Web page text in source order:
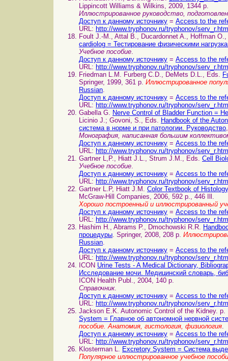
Lippincott Williams & Wilkins, 2009, 1344 p.
Иллюстрированное руководство,
Доступ к данному источнику = Access to the
URL: http://www.tryphonov.ru/tryphonov/
Foult J.-M., Attal B., Ducardonnet A., Hoffman
cardiolog = Тестирование физическими
Учебное пособие.
Доступ к данному источнику = Access to the
URL: http://www.tryphonov.ru/tryphonov/
Friedman L.M. Furberg C.D., DeMets D.L., Eds.
Springer, 1999, 361 p. Иллюстрированное
Russian.
Доступ к данному источнику = Access to the
URL: http://www.tryphonov.ru/tryphonov/
Gabella G. Nerve Control of Bladder Function =
Licinio J.; Govoni, S., Eds. Handbook of the
система в норме и при патологии. Руководство
Монография, написанная большим
Доступ к данному источнику = Access to the
URL: http://www.tryphonov.ru/tryphonov/
Gartner L,P., Hiatt J.L., Strum J.M., Eds. Cell
Учебное пособие.
Доступ к данному источнику = Access to the
URL: http://www.tryphonov.ru/tryphonov/
Gartner L.P, Hiatt J.M. Color Textbook of
McGraw-Hill Companies, 2006, 592 p., 446 Ill.
Хорошо построенный и иллюстрированный
Доступ к данному источнику = Access to the
URL: http://www.tryphonov.ru/tryphonov/
Hashim H., Abrams P., Dmochowski R.R.
процедуры. Springer, 2008, 208 p.
Russian.
Доступ к данному источнику = Access to the
URL: http://www.tryphonov.ru/tryphonov/
ICON Urine Tests - A Medical Dictionary,
Исследование мочи. Медицинский словарь,
ICON Health Publ., 2004, 140 p.
Справочник.
Доступ к данному источнику = Access to the
URL: http://www.tryphonov.ru/tryphonov/
Jackson E.K. Autonomic Control of the Kidney.
System = Главное об автономной нервной
пособие. Анатомия, гистология, физиология.
Доступ к данному источнику = Access to the
URL: http://www.tryphonov.ru/tryphonov/
Klosterman L. Excretory System = Система
Популярное иллюстрированное учебное